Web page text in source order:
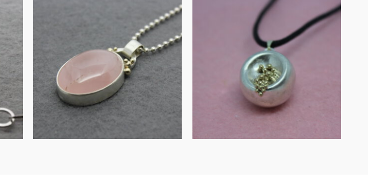
Collier van
rozenkwarts in
zilver met gouden
details
Waterval hanger
in zilver en goud
€165.00
IN WINKELMAND